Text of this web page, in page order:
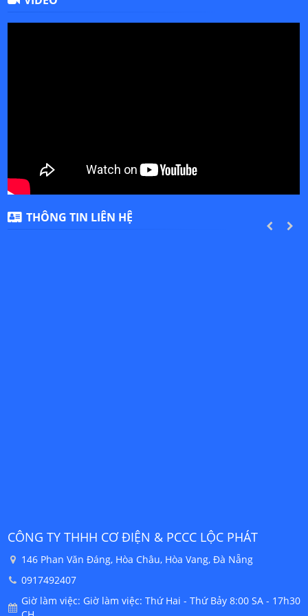
THÔNG TIN LIÊN HỆ
PREVIOUS
CÔNG TY THHH CƠ ĐIỆN & PCCC LỘC PHÁT
146 Phan Văn Đáng, Hòa Châu, Hòa Vang, Đà Nẵng
0917492407
Giờ làm việc: Giờ làm việc: Thứ Hai - Thứ Bảy 8:00 SA - 17h30
NEXT